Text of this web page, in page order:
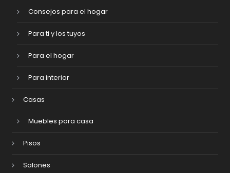
Consejos para el hogar
Para ti y los tuyos
Para el hogar
Para interior
Casas
Muebles para casa
Pisos
Salones